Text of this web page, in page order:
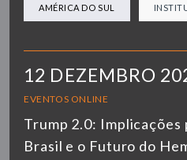
AMÉRICA DO SUL
12 DEZEMBRO
EVENTOS ONLINE
Trump 2.0: Implicações
Brasil e o Futuro do